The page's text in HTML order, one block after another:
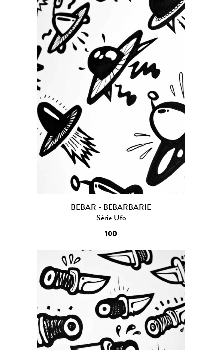
BEBAR - BEBARBARIE
Série Ufo
100